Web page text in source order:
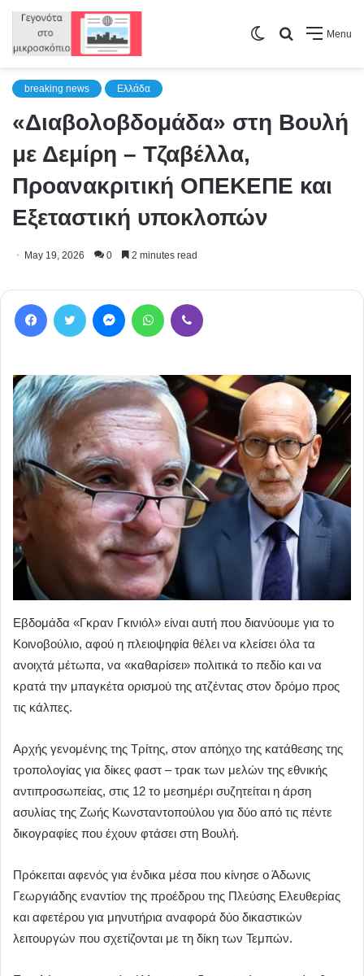
Menu
Search
Switch
breaking news Ελλάδα
«Διαβολοβδομάδα» στη Βουλή
με Δεμίρη – Τζαβέλλα,
Προανακριτική ΟΠΕΚΕΠΕ και
Εξεταστική υποκλοπών
May 19, 2026 0 2 minutes read
Facebook Twitter MessengerWhatsApp
Εβδομάδα «Γκραν Γκινιόλ» είναι αυτή που διανύουμε για το
Κοινοβούλιο, αφού η πλειοψηφία θέλει να κλείσει όλα τα
ανοιχτά μέτωπα, να «καθαρίσει» πολιτικά το πεδίο και να
κρατά την μπαγκέτα ορισμού της ατζέντας στον δρόμο προς
τις κάλπες.
Αρχής γενομένης της Τρίτης, στον απόηχο της κατάθεσης της
τροπολογίας για δίκες φαστ – τρακ των μελών της εθνικής
αντιπροσωπείας, στις 12 το μεσημέρι συζητείται η άρση
ασυλίας της Ζωής Κωνσταντοπούλου για δύο από τις πέντε
δικογραφίες που έχουν φτάσει στη Βουλή.
Πρόκειται αφενός για ένδικα μέσα που κίνησε ο Άδωνις
Γεωργιάδης εναντίον της προέδρου της Πλεύσης Ελευθερίας
και αφετέρου για μηνυτήρια αναφορά δύο δικαστικών
λειτουργών που σχετίζονται με τη δίκη των Τεμπών.